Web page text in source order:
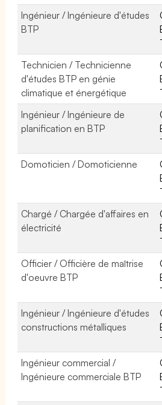
Ingénieur / Ingénieure d'études
BTP
Technicien / Technicienne
d'études BTP en génie
climatique et énergétique
Ingénieur / Ingénieure de
planification en BTP
Domoticien / Domoticienne
Chargé / Chargée d'affaires en
électricité
Officier / Officière de maîtrise
d'oeuvre BTP
Ingénieur / Ingénieure d'études
constructions métalliques
Ingénieur commercial /
Ingénieure commerciale BTP